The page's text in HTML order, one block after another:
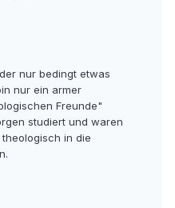
nur bedingt etwas
nur ein armer
Freunde"
studiert und waren
in die